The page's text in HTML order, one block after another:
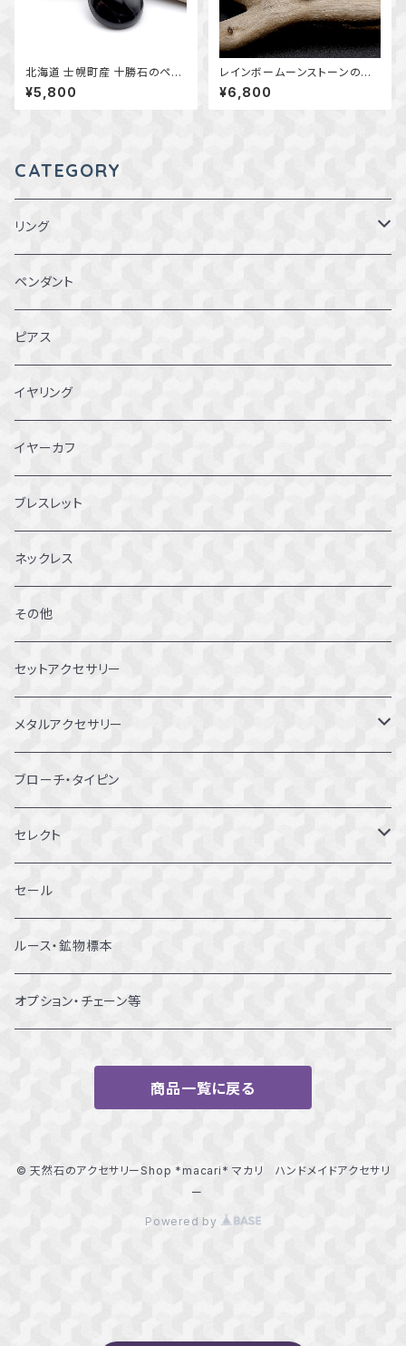
北海道 士幌町産 十勝石のペン
ダント ｋ14GF 天然石アクセサ
リー 一点物 macari
¥5,800
レインボームーンストーンのリ
ング 11.5号 ～真鍮と銀の指
輪～ 天然石アクセサリー 一
点物
¥6,800
CATEGORY
リング
1～1.5号
2～2.5号
3~3.5号
4～4.5号
5～5.5号
6～6.5号
7～7.5号
8～8.5号
9～9.5号
10～10.5号
11～11.5号
12～12.5号
13～13.5号
14～14.5号
17～17.5号
ペンダント
ピアス
イヤリング
イヤーカフ
ブレスレット
ネックレス
その他
セットアクセサリー
メタルアクセサリー
ピアス
リング
ブローチ・タイピン
セレクト
ブレスレット
セール
ルース・鉱物標本
オプション・チェーン等
商品一覧に戻る
© 天然石のアクセサリーShop *macari* マカリ ハンドメイドアクセサリ
ー
Powered by